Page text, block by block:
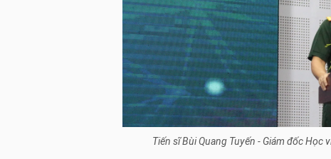
Tiến sĩ Bùi Quang Tuyến - Giám đốc